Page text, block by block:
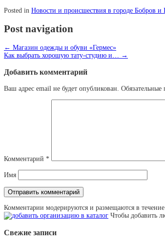
Posted in Новости и происшествия в городе Бобров и
Post navigation
← Магазин одежды и обуви «Гермес»
Как выбрать хорошую тату-студию и…
→
Добавить комментарий
Ваш адрес email не будет опубликован.
Комментарий *
Имя
Комментарии модерируются и размещаются в течение
Чтобы добавить
Свежие записи